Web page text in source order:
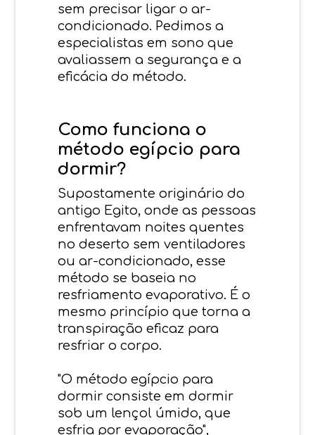
sem precisar ligar o ar-
condicionado. Pedimos a
especialistas em sono que
avaliassem a segurança e a
eficácia do método.
Como funciona o
método egípcio para
dormir?
Supostamente originário do
antigo Egito, onde as pessoas
enfrentavam noites quentes
no deserto sem ventiladores
ou ar-condicionado, esse
método se baseia no
resfriamento evaporativo. É o
mesmo princípio que torna a
transpiração eficaz para
resfriar o corpo.
"O método egípcio para
dormir consiste em dormir
sob um lençol úmido, que
esfria por evaporação",